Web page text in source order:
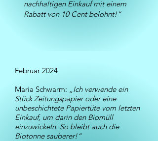
nachhaltigen Einkauf mit einem
Rabatt von 10 Cent belohnt!“
Februar 2024
Maria Schwarm: „Ich verwende ein
Stück Zeitungspapier oder eine
unbeschichtete Papiertüte vom letzten
Einkauf, um darin den Biomüll
einzuwickeln. So bleibt auch die
Biotonne sauberer!“